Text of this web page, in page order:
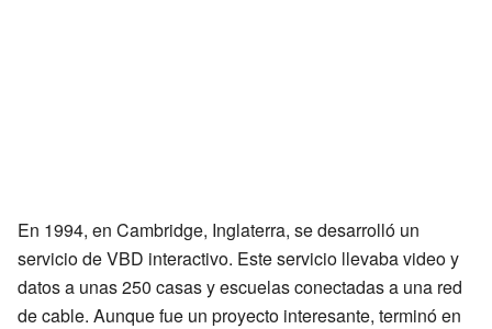
En 1994, en Cambridge, Inglaterra, se desarrolló un
servicio de VBD interactivo. Este servicio llevaba video y
datos a unas 250 casas y escuelas conectadas a una red
de cable. Aunque fue un proyecto interesante, terminó en